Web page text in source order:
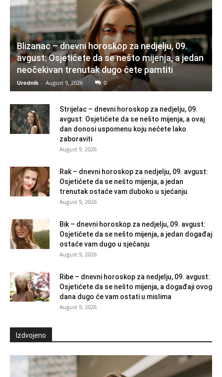
Blizanac – dnevni horoskop za nedjelju, 09.
avgust: Osjetićete da se nešto mijenja, a jedan
neočekivan trenutak dugo ćete pamtiti
Urednik - August 9, 2026 0
Strijelac – dnevni horoskop za nedjelju, 09.
avgust: Osjetićete da se nešto mijenja, a ovaj
dan donosi uspomenu koju nećete lako
zaboraviti
August 9, 2026
Rak – dnevni horoskop za nedjelju, 09. avgust:
Osjetićete da se nešto mijenja, a jedan
trenutak ostaće vam duboko u sjećanju
August 9, 2026
Bik – dnevni horoskop za nedjelju, 09. avgust:
Osjetićete da se nešto mijenja, a jedan događaj
ostaće vam dugo u sjećanju
August 9, 2026
Ribe – dnevni horoskop za nedjelju, 09. avgust:
Osjetićete da se nešto mijenja, a događaji ovog
dana dugo će vam ostati u mislima
August 9, 2026
Izdvojeno